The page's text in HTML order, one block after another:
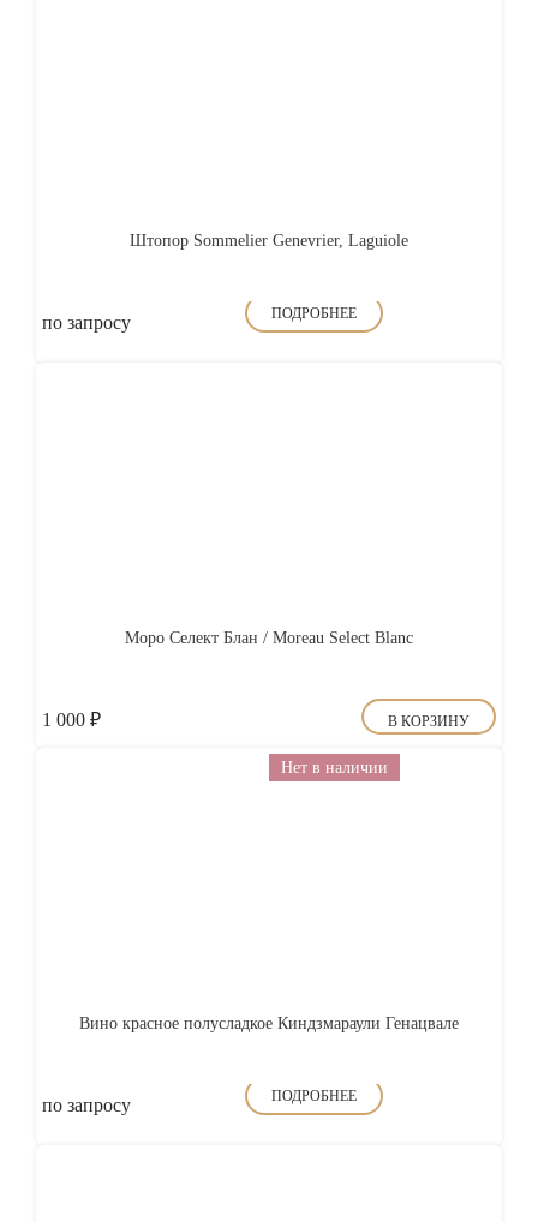
Штопор Sommelier Genevrier, Laguiole
по запросу ПОДРОБНЕЕ
Моро Селект Блан / Moreau Select Blanc
1 000 ₽ В КОРЗИНУ
Нет в наличии
Вино красное полусладкое Киндзмараули Генацвале
по запросу ПОДРОБНЕЕ